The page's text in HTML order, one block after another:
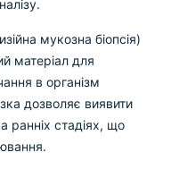
мукозна біопсія)
матеріал для
в організм
дозволяє виявити
ранніх стадіях, що
на сайті прайс-
та терміни
вказаними на